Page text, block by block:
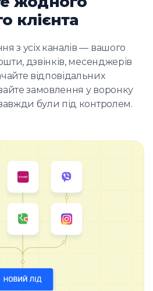
клієнта
з усіх каналів — вашого
дзвінків, месенджерів
відповідальних
замовлення у воронку
були під контролем.